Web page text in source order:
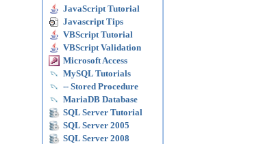
JavaScript Tutorial
Javascript Tips
VBScript Tutorial
VBScript Validation
Microsoft Access
MySQL Tutorials
-- Stored Procedure
MariaDB Database
SQL Server Tutorial
SQL Server 2005
SQL Server 2008